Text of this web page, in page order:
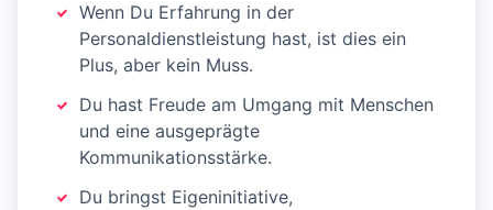
Wenn Du Erfahrung in der
Personaldienstleistung hast, ist dies ein
Plus, aber kein Muss.
Du hast Freude am Umgang mit Menschen
und eine ausgeprägte
Kommunikationsstärke.
Du bringst Eigeninitiative,